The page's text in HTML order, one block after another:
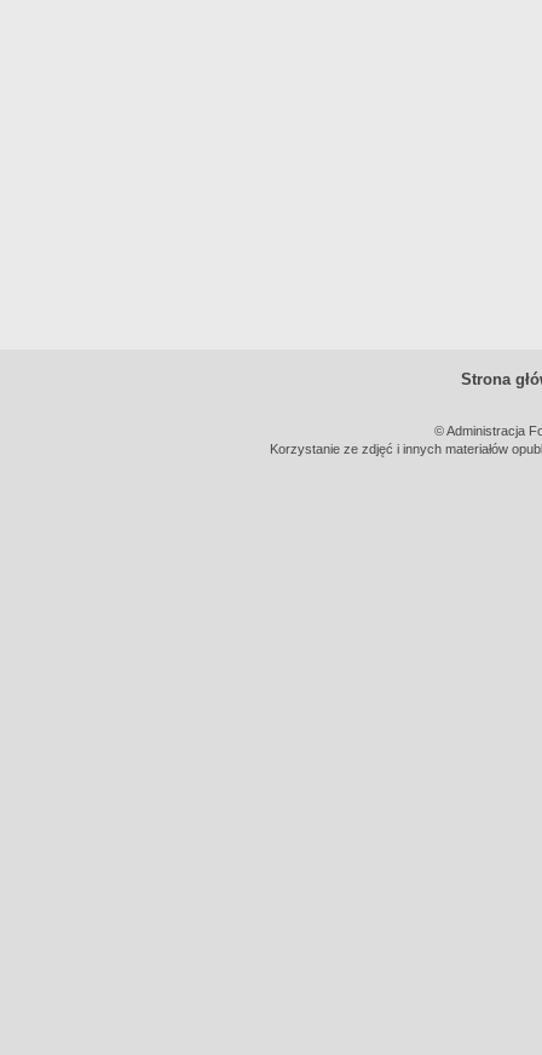
Strona
© Administracja
Korzystanie ze zdjęć i innych materiałów